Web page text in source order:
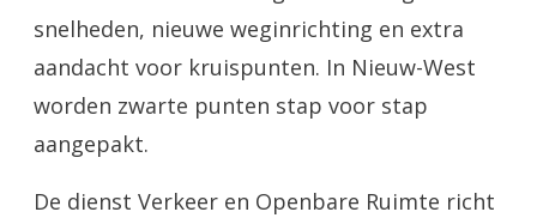
snelheden, nieuwe weginrichting en extra
aandacht voor kruispunten. In Nieuw-West
worden zwarte punten stap voor stap
aangepakt.
De dienst Verkeer en Openbare Ruimte richt